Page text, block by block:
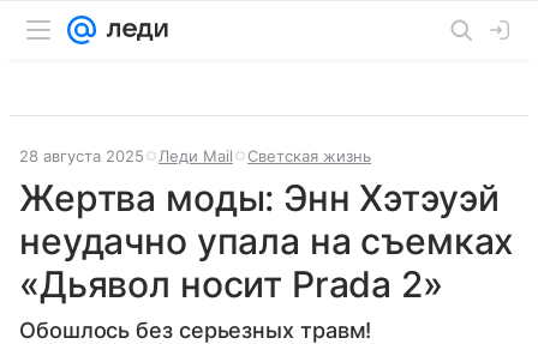
28 августа 2025 Леди Mail Светская жизнь
Жертва моды: Энн Хэтэуэй
неудачно упала на съемках
«Дьявол носит Prada 2»
Обошлось без серьезных травм!